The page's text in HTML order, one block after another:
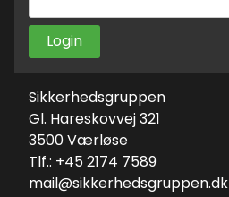
mailadresse
Sikkerhedsgruppen
Gl. Hareskovvej 321
3500 Værløse
Tlf.: +45 2174 7589
mail@sikkerhedsgruppen.dk